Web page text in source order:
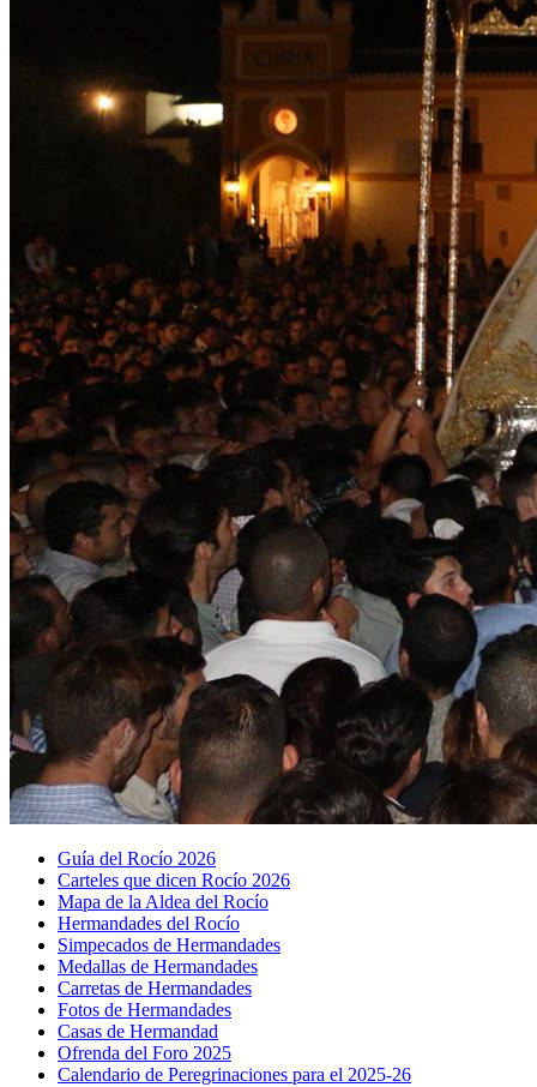
Guía del Rocío 2026
Carteles que dicen Rocío 2026
Mapa de la Aldea del Rocío
Hermandades del Rocío
Simpecados de Hermandades
Medallas de Hermandades
Carretas de Hermandades
Fotos de Hermandades
Casas de Hermandad
Ofrenda del Foro 2025
Calendario de Peregrinaciones para el 2025-26